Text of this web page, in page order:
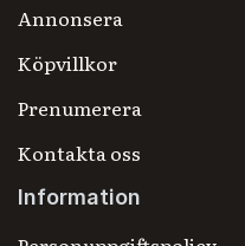
Annonsera
Köpvillkor
Prenumerera
Kontakta oss
Information